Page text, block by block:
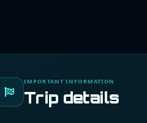
IMPORTANT INFORMATION
Trip details